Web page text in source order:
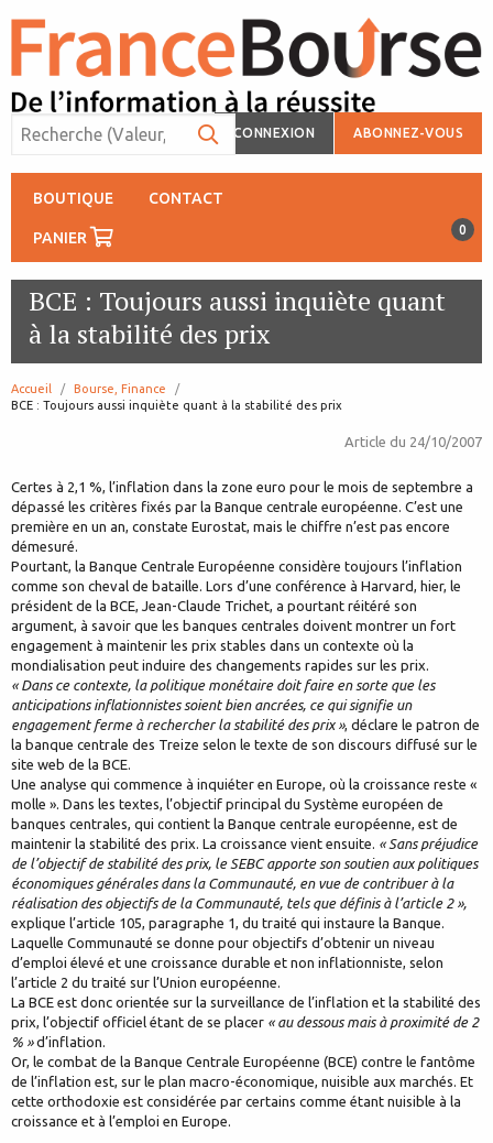
CONNEXION ABONNEZ-VOUS
BOUTIQUE CONTACT
PANIER 0
BCE : Toujours aussi inquiète quant
à la stabilité des prix
Accueil
Bourse, Finance
page:
BCE : Toujours aussi inquiète quant à la stabilité des prix
Article du 24/10/2007
Certes à 2,1 %, l’inflation dans la zone euro pour le mois de septembre a
dépassé les critères fixés par la Banque centrale européenne. C’est une
première en un an, constate Eurostat, mais le chiffre n’est pas encore
démesuré.
Pourtant, la Banque Centrale Européenne considère toujours l’inflation
comme son cheval de bataille. Lors d’une conférence à Harvard, hier, le
président de la BCE, Jean-Claude Trichet, a pourtant réitéré son
argument, à savoir que les banques centrales doivent montrer un fort
engagement à maintenir les prix stables dans un contexte où la
mondialisation peut induire des changements rapides sur les prix.
« Dans ce contexte, la politique monétaire doit faire en sorte que les
anticipations inflationnistes soient bien ancrées, ce qui signifie un
engagement ferme à rechercher la stabilité des prix », déclare le patron de
la banque centrale des Treize selon le texte de son discours diffusé sur le
site web de la BCE.
Une analyse qui commence à inquiéter en Europe, où la croissance reste «
molle ». Dans les textes, l’objectif principal du Système européen de
banques centrales, qui contient la Banque centrale européenne, est de
maintenir la stabilité des prix. La croissance vient ensuite. « Sans préjudice
de l’objectif de stabilité des prix, le SEBC apporte son soutien aux politiques
économiques générales dans la Communauté, en vue de contribuer à la
réalisation des objectifs de la Communauté, tels que définis à l’article 2 »,
explique l’article 105, paragraphe 1, du traité qui instaure la Banque.
Laquelle Communauté se donne pour objectifs d’obtenir un niveau
d’emploi élevé et une croissance durable et non inflationniste, selon
l’article 2 du traité sur l’Union européenne.
La BCE est donc orientée sur la surveillance de l’inflation et la stabilité des
prix, l’objectif officiel étant de se placer « au dessous mais à proximité de 2
% »d’inflation.
Or, le combat de la Banque Centrale Européenne (BCE) contre le fantôme
de l’inflation est, sur le plan macro-économique, nuisible aux marchés. Et
cette orthodoxie est considérée par certains comme étant nuisible à la
croissance et à l’emploi en Europe.